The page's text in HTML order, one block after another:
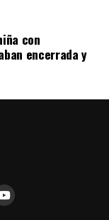
con
encerrada y